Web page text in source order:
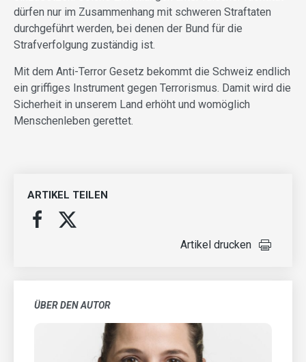
dürfen nur im Zusammenhang mit schweren Straftaten
durchgeführt werden, bei denen der Bund für die
Strafverfolgung zuständig ist.
Mit dem Anti-Terror Gesetz bekommt die Schweiz endlich
ein griffiges Instrument gegen Terrorismus. Damit wird die
Sicherheit in unserem Land erhöht und womöglich
Menschenleben gerettet.
ARTIKEL TEILEN
Artikel drucken
ÜBER DEN AUTOR